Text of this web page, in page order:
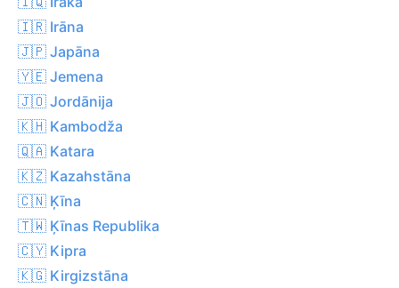
🇮🇷 Irāna
🇯🇵 Japāna
🇾🇪 Jemena
🇯🇴 Jordānija
🇰🇭 Kambodža
🇶🇦 Katara
🇰🇿 Kazahstāna
🇨🇳 Ķīna
🇹🇼 Ķīnas Republika
🇨🇾 Kipra
🇰🇬 Kirgizstāna